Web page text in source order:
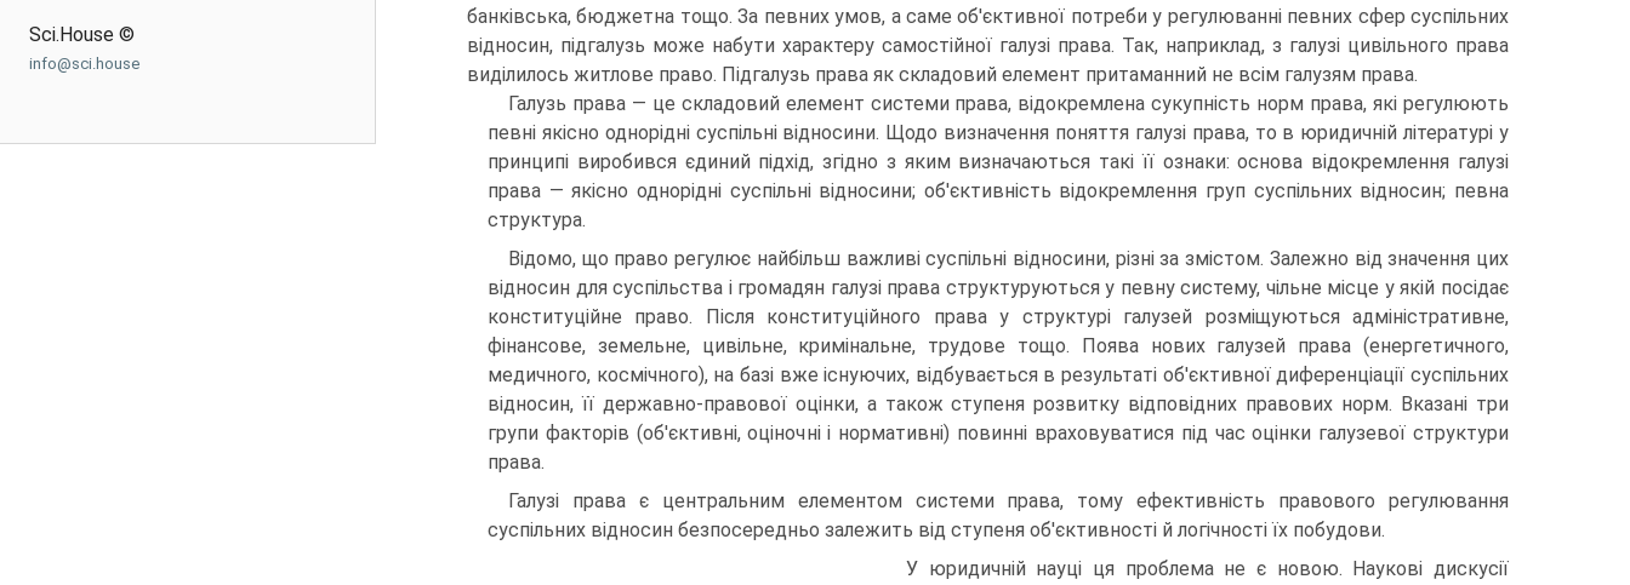
Sci.House ©
info@sci.house
банківська, бюджетна тощо. За певних умов, а саме об'єктивної потреби у регулюванні певних сфер суспільних
відносин, підгалузь може набути характеру самостійної галузі права. Так, наприклад, з галузі цивільного права
виділилось житлове право. Підгалузь права як складовий елемент притаманний не всім галузям права.
Галузь права — це складовий елемент системи права, відокремлена сукупність норм права, які регулюють
певні якісно однорідні суспільні відносини. Щодо визначення поняття галузі права, то в юридичній літературі у
принципі виробився єдиний підхід, згідно з яким визначаються такі її ознаки: основа відокремлення галузі
права — якісно однорідні суспільні відносини; об'єктивність відокремлення груп суспільних відносин; певна
структура.
Відомо, що право регулює найбільш важливі суспільні відносини, різні за змістом. Залежно від значення цих
відносин для суспільства і громадян галузі права структуруються у певну систему, чільне місце у якій посідає
конституційне право. Після конституційного права у структурі галузей розміщуються адміністративне,
фінансове, земельне, цивільне, кримінальне, трудове тощо. Поява нових галузей права (енергетичного,
медичного, космічного), на базі вже існуючих, відбувається в результаті об'єктивної диференціації суспільних
відносин, її державно-правової оцінки, а також ступеня розвитку відповідних правових норм. Вказані три
групи факторів (об'єктивні, оціночні і нормативні) повинні враховуватися під час оцінки галузевої структури
права.
Галузі права є центральним елементом системи права, тому ефективність правового регулювання
суспільних відносин безпосередньо залежить від ступеня об'єктивності й логічності їх побудови.
У юридичній науці ця проблема не є новою. Наукові дискусії